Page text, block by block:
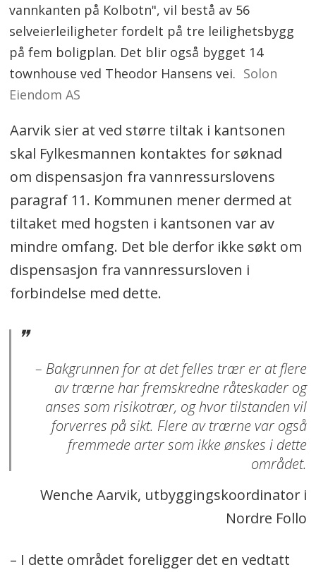
vannkanten på Kolbotn", vil bestå av 56
selveierleiligheter fordelt på tre leilighetsbygg
på fem boligplan. Det blir også bygget 14
townhouse ved Theodor Hansens vei. Solon
Eiendom AS
Aarvik sier at ved større tiltak i kantsonen
skal Fylkesmannen kontaktes for søknad
om dispensasjon fra vannressurslovens
paragraf 11. Kommunen mener dermed at
tiltaket med hogsten i kantsonen var av
mindre omfang. Det ble derfor ikke søkt om
dispensasjon fra vannressursloven i
forbindelse med dette.
– Bakgrunnen for at det felles trær er at flere
av trærne har fremskredne råteskader og
anses som risikotrær, og hvor tilstanden vil
forverres på sikt. Flere av trærne var også
fremmede arter som ikke ønskes i dette
området.
Wenche Aarvik, utbyggingskoordinator i
Nordre Follo
– I dette området foreligger det en vedtatt